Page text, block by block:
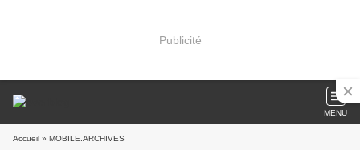
Publicité
MENU
Accueil » MOBILE.ARCHIVES